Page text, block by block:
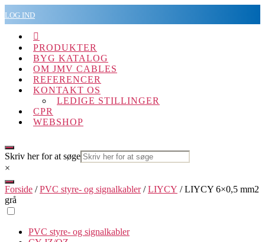
til
indholdet
LOG IND

PRODUKTER
BYG KATALOG
OM JMV CABLES
REFERENCER
KONTAKT OS
LEDIGE STILLINGER
CPR
WEBSHOP
Skriv her for at søge
×
Forside /PVC styre- og signalkabler/LIYCY / LIYCY 6×0,5 mm2
grå
PVC styre- og signalkabler